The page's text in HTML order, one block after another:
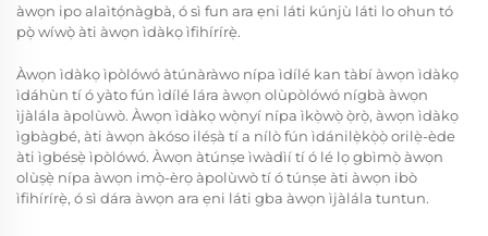
àwọn ipo alaìtọ́nàgbà, ó sì fun ara ẹni láti kúnjù láti lo ohun tó
pọ̀ wíwọ̀ àti àwọn ìdàkọ ìfihírírẹ̀.
Àwọn ìdàkọ ìpòlówó àtúnàràwo nípa ìdílé kan tàbí àwọn ìdàkọ
ìdáhùn tí ó yàto fún ìdílé lára àwọn olùpòlówó nígbà àwọn
ìjàlála àpolùwò. Àwọn ìdàkọ wọ̀nyí nípa ìkọ̀wọ̀ ọ̀rọ̀, àwọn ìdàkọ
ìgbàgbé, àti àwọn àkóso iléṣà tí a nílò fún ìdánilẹ̀kọ̀ọ̀ orilẹ̀-ède
àti ìgbésẹ̀ ìpòlówó. Àwọn àtúnṣe ìwàdìí tí ó lé lọ gbìmọ̀ àwọn
olùṣẹ̀ nípa àwọn imọ̀-èrọ àpolùwò tí ó túnṣe àti àwọn ibò
ìfihírírẹ̀, ó sì dára àwọn ara ẹni láti gba àwọn ìjàlála tuntun.